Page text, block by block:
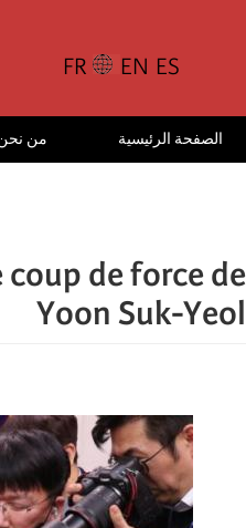
الصفحة الرئيسية من
de force de
Yoon Suk-Yeol